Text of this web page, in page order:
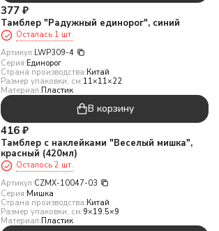
377 ₽
Тамблер "Радужный единорог", синий
Осталась 1 шт.
Артикул:LWP309-4
Серия:Единорог
Страна производства:Китай
Размер упаковки, см:11×11×22
Материал:Пластик
В корзину
416 ₽
Тамблер с наклейками "Веселый мишка",
красный (420мл)
Осталось 2 шт.
Артикул:CZMX-10047-03
Серия:Мишка
Страна производства:Китай
Размер упаковки, см:9×19.5×9
Материал:Пластик